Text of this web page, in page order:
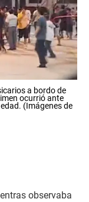
a bordo de
ocurrió ante
(Imágenes de
observaba